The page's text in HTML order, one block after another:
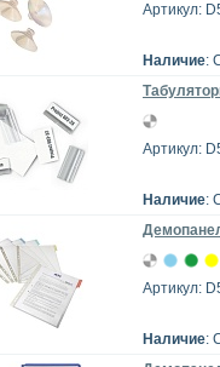
Артикул:
Наличие:
Артикул:
Наличие:
Артикул:
Наличие: